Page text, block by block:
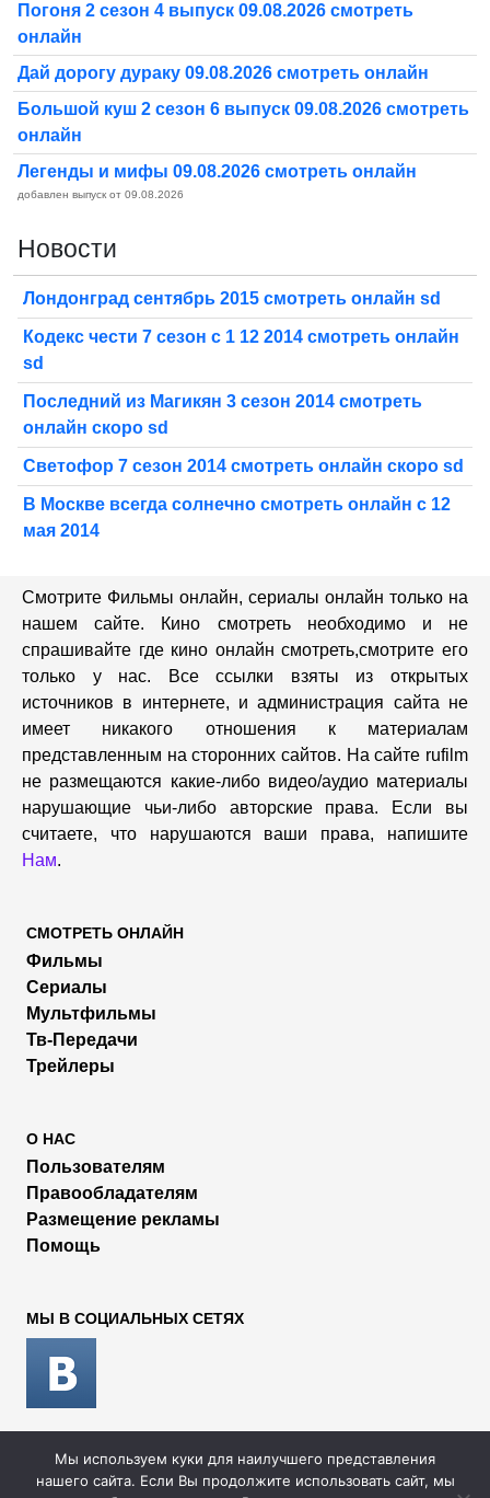
Погоня 2 сезон 4 выпуск 09.08.2026 смотреть
онлайн
Дай дорогу дураку 09.08.2026 смотреть онлайн
Большой куш 2 сезон 6 выпуск 09.08.2026 смотреть
онлайн
Легенды и мифы 09.08.2026 смотреть онлайн
добавлен выпуск от 09.08.2026
Новости
Лондонград сентябрь 2015 смотреть онлайн sd
Кодекс чести 7 сезон с 1 12 2014 смотреть онлайн
sd
Последний из Магикян 3 сезон 2014 смотреть
онлайн скоро sd
Светофор 7 сезон 2014 смотреть онлайн скоро sd
В Москве всегда солнечно смотреть онлайн с 12
мая 2014
Смотрите Фильмы онлайн, сериалы онлайн только на
нашем сайте. Кино смотреть необходимо и не
спрашивайте где кино онлайн смотреть,cмотрите его
только у нас. Все ссылки взяты из открытых
источников в интернете, и администрация сайта не
имеет никакого отношения к материалам
представленным на сторонних сайтов. На сайте rufilm
не размещаются какие-либо видео/аудио материалы
нарушающие чьи-либо авторские права. Если вы
считаете, что нарушаются ваши права, напишите
Нам.
СМОТРЕТЬ ОНЛАЙН
Фильмы
Сериалы
Мультфильмы
Тв-Передачи
Трейлеры
О НАС
Пользователям
Правообладателям
Размещение рекламы
Помощь
МЫ В СОЦИАЛЬНЫХ СЕТЯХ
2026 © Rufilm - Сериалы и фильмы онлайн
Мы используем куки для наилучшего представления
нашего сайта. Если Вы продолжите использовать сайт, мы